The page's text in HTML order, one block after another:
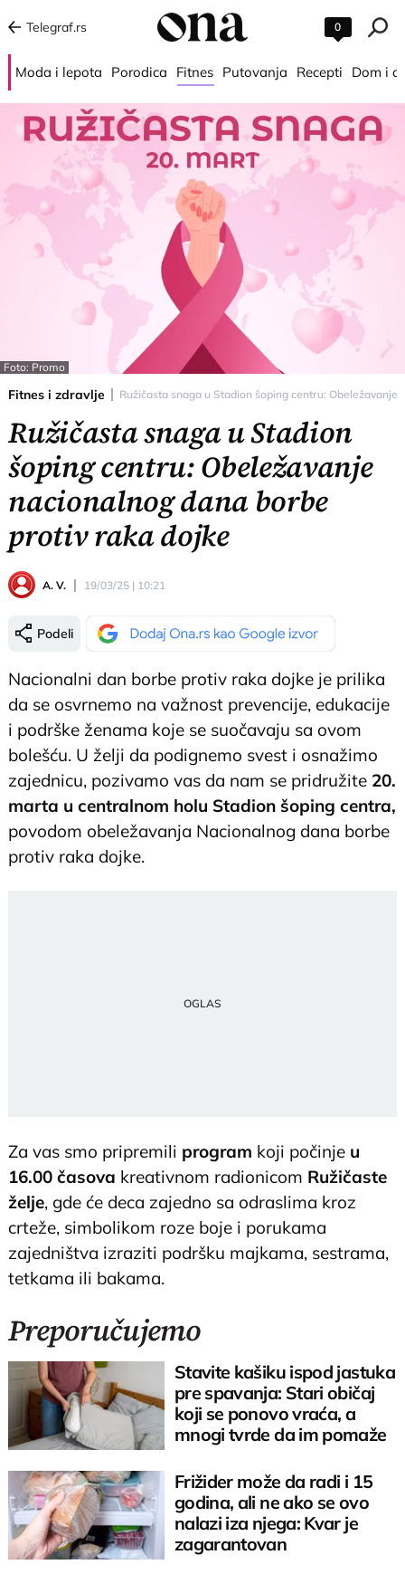
Telegraf.rs 0
Moda i lepota Porodica Fitnes Putovanja Recepti Dom i
Foto: Promo
Fitnes i zdravlje Ružičasta snaga u Stadion šoping centru:
Ružičasta snaga u Stadion
šoping centru: Obeležavanje
nacionalnog dana borbe
protiv raka dojke
A. V. 19/03/25 | 10:21
Podeli
Nacionalni dan borbe protiv raka dojke je prilika
da se osvrnemo na važnost prevencije, edukacije
i podrške ženama koje se suočavaju sa ovom
bolešću. U želji da podignemo svest i osnažimo
zajednicu, pozivamo vas da nam se pridružite 20.
marta u centralnom holu Stadion šoping centra,
povodom obeležavanja Nacionalnog dana borbe
protiv raka dojke.
Za vas smo pripremili program koji počinje u
16.00 časova kreativnom radionicom Ružičaste
želje, gde će deca zajedno sa odraslima kroz
crteže, simbolikom roze boje i porukama
zajedništva izraziti podršku majkama, sestrama,
tetkama ili bakama.
Preporučujemo
Stavite kašiku ispod jastuka
pre spavanja: Stari običaj
koji se ponovo vraća, a
mnogi tvrde da im pomaže
Frižider može da radi i 15
godina, ali ne ako se ovo
nalazi iza njega: Kvar je
zagarantovan